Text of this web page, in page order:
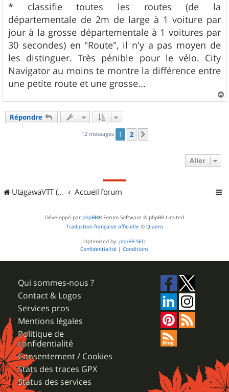
* classifie toutes les routes (de la
départementale de 2m de large à 1 voiture par
jour à la grosse départementale à 1 voitures par
30 secondes) en "Route", il n'y a pas moyen de
les distinguer. Très pénible pour le vélo. City
Navigator au moins te montre la différence entre
une petite route et une grosse...
a
Répondre
12 messages 1 2
Aller
UtagawaVTT (Randos VTT et VTTAE avec traces GPS) Accueil forum
Développé par phpBB® Forum Software © phpBB Limited
Traduction française officielle © Qiaeru
Optimized by: phpBB SEO
Confidentialité | Conditions
Qui sommes-nous ?
Contact & Logos
Services pros
Mentions légales
Politique de
confidentialité
Consentement / Cookies
Stats des traces GPX
Status des services